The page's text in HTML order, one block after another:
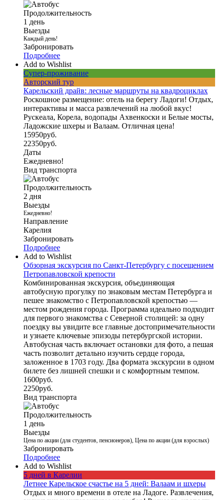
Продолжительность
1 день
Выезды
Каждый день!
Забронировать
Подробнее
Add to Wishlist
Супер-проживание
Авторский тур
Карельский драйв: лесные маршруты на квадроциклах
Роскошное размещение: отель на берегу Ладоги! Отдых,
интерактивы и масса развлечений на любой вкус!
Рускеала, Корела, водопады Ахвенкоски и Белые мосты,
Ладожские шхеры и Валаам. Отличная цена!
15950руб.
22350руб.
Даты
Ежедневно!
Вид транспорта
Продолжительность
2 дня
Выезды
Ежедневно!
Направление
Карелия
Забронировать
Подробнее
Add to Wishlist
Обзорная экскурсия по Санкт-Петербургу с посещением
Петропавловской крепости
Комбинированная экскурсия, объединяющая
автобусную прогулку по знаковым местам Петербурга и
пешее знакомство с Петропавловской крепостью —
местом рождения города. Программа идеально подходит
для первого знакомства с Северной столицей: за одну
поездку вы увидите все главные достопримечательности
и узнаете ключевые эпизоды петербургской истории.
Автобусная часть включает остановки для фото, а пешая
часть позволит детально изучить сердце города,
заложенное в 1703 году. Два формата экскурсии в одном
билете без лишней спешки и с комфортным темпом.
1600руб.
2250руб.
Вид транспорта
Продолжительность
1 день
Выезды
Цена по акции (для студентов, пенсионеров), Цена по акции (для взрослых)
Забронировать
Подробнее
Add to Wishlist
5 дней в Карелии
Летнее Карельское счастье на 5 дней: Валаам и шхеры
Отдых и много времени в отеле на Ладоге. Развлечения,